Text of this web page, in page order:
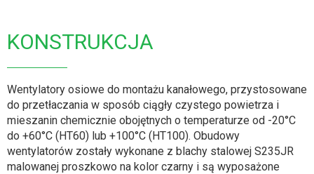
KONSTRUKCJA
Wentylatory osiowe do montażu kanałowego, przystosowane
do przetłaczania w sposób ciągły czystego powietrza i
mieszanin chemicznie obojętnych o temperaturze od -20°C
do +60°C (HT60) lub +100°C (HT100). Obudowy
wentylatorów zostały wykonane z blachy stalowej S235JR
malowanej proszkowo na kolor czarny i są wyposażone